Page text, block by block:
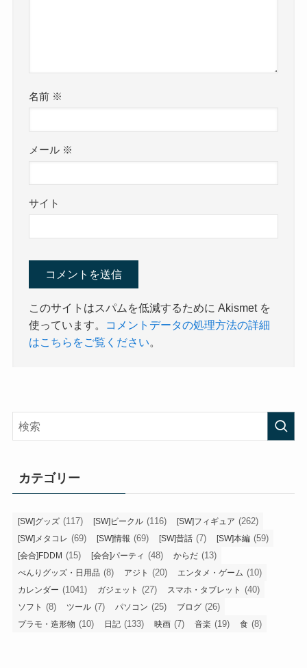
名前 ※
メール ※
サイト
このサイトはスパムを低減するために Akismet を
使っています。
コメントデータの処理方法の詳細
はこちらをご覧ください。
カテゴリー
[SW]グッズ (117) [SW]ビークル (116) [SW]フィギュア (262)
[SW]メタコレ (69) [SW]情報 (69) [SW]昔話 (7) [SW]本編 (59)
[会合]FDDM (15) [会合]パーティ (48) からだ (13)
べんりグッズ・日用品 (8) アジト (20) エンタメ・ゲーム (10)
カレンダー (1041) ガジェット (27) スマホ・タブレット (40)
ソフト (8) ツール (7) パソコン (25) ブログ (26)
プラモ・造形物 (10) 日記 (133) 映画 (7) 音楽 (19) 食 (8)